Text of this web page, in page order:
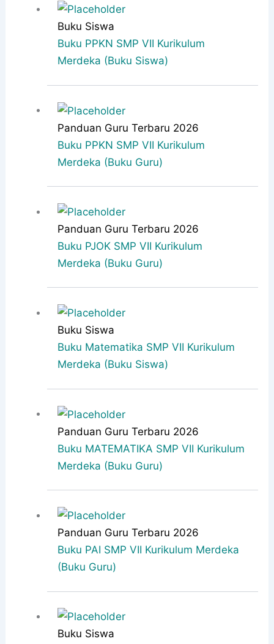
Buku Siswa
Buku PPKN SMP VII Kurikulum
Merdeka (Buku Siswa)
Panduan Guru Terbaru 2026
Buku PPKN SMP VII Kurikulum
Merdeka (Buku Guru)
Panduan Guru Terbaru 2026
Buku PJOK SMP VII Kurikulum
Merdeka (Buku Guru)
Buku Siswa
Buku Matematika SMP VII Kurikulum
Merdeka (Buku Siswa)
Panduan Guru Terbaru 2026
Buku MATEMATIKA SMP VII Kurikulum
Merdeka (Buku Guru)
Panduan Guru Terbaru 2026
Buku PAI SMP VII Kurikulum Merdeka
(Buku Guru)
Buku Siswa